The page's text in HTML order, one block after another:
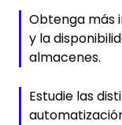
Obtenga más
y la
almacenes.
Estudie las